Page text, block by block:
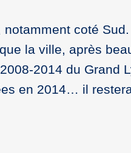
coté Sud.
la ville, après
2014 du Grand
en 2014… il